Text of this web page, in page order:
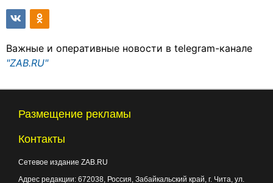
Важные и оперативные новости в telegram-канале
"ZAB.RU"
Размещение рекламы
Контакты
Сетевое издание ZAB.RU
Адрес редакции: 672038, Россия, Забайкальский край, г. Чита, ул.